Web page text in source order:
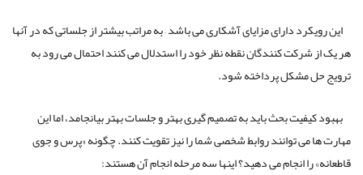
این رویکرد دارای مزایای آشکاری می باشد – به مراتب بیشتر از جلساتی که در آنها
هر یک از شرکت کنندگان نقطه نظر خود را استدلال می کنند احتمال می رود به
ترویج حل مشکل پرداخته شود.
بهبود کیفیت بحث باید به تصمیم گیری بهتر و جلسات بهتر بیانجامد، اما این
مهارت ها می توانند روابط شخصی شما را نیز تقویت کنند. چگونه «پرس و جوی
قاطعانه» را انجام می دهید؟ اینها سه مرحله انجام آن هستند: